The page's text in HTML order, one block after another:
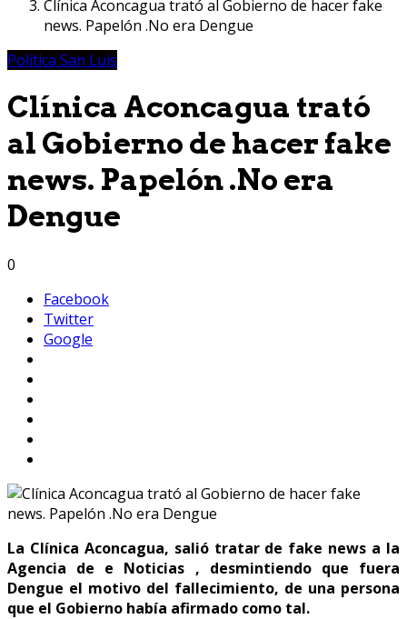
Clínica Aconcagua trató al Gobierno de hacer fake
news. Papelón .No era Dengue
Política San Luis
Clínica Aconcagua trató
al Gobierno de hacer fake
news. Papelón .No era
Dengue
0
Facebook
Twitter
Google
La Clínica Aconcagua, salió tratar de fake news a la
Agencia de e Noticias , desmintiendo que fuera
Dengue el motivo del fallecimiento, de una persona
que el Gobierno había afirmado como tal.